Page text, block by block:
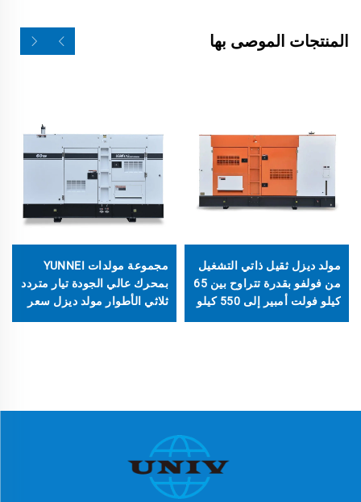
المنتجات الموصى بها
مولد ديزل ثقيل ذاتي التشغيل
من فولفو بقدرة تتراوح بين 65
كيلو فولت أمبير إلى 550 كيلو
مجموعة مولدات YUNNEI
بمحرك عالي الجودة تيار متردد
ثلاثي الأطوار مولد ديزل سعر